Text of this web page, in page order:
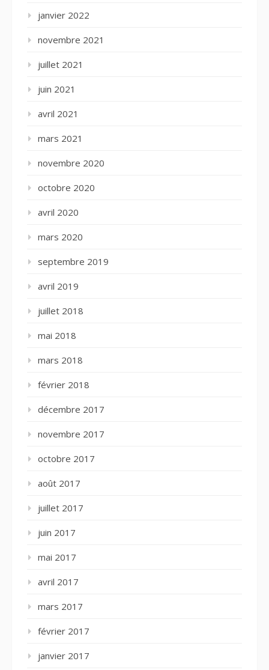
janvier 2022
novembre 2021
juillet 2021
juin 2021
avril 2021
mars 2021
novembre 2020
octobre 2020
avril 2020
mars 2020
septembre 2019
avril 2019
juillet 2018
mai 2018
mars 2018
février 2018
décembre 2017
novembre 2017
octobre 2017
août 2017
juillet 2017
juin 2017
mai 2017
avril 2017
mars 2017
février 2017
janvier 2017